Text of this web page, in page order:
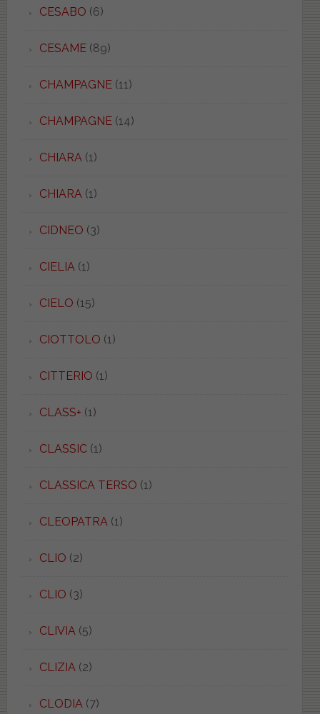
CESABO (6)
CESAME(89)
CHAMPAGNE(11)
CHAMPAGNE(14)
CHIARA (1)
CHIARA (1)
CIDNEO (3)
CIELIA (1)
CIELO (15)
CIOTTOLO (1)
CITTERIO (1)
CLASS+ (1)
CLASSIC(1)
CLASSICA TERSO (1)
CLEOPATRA (1)
CLIO (2)
CLIO (3)
CLIVIA (5)
CLIZIA (2)
CLODIA (7)